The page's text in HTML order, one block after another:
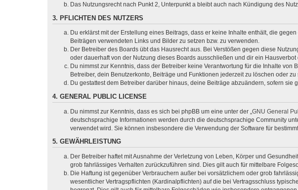
Das Nutzungsrecht nach Punkt 2, Unterpunkt a bleibt auch nach Kündigung des
3. PFLICHTEN DES NUTZERS
Du erklärst mit der Erstellung eines Beitrags, dass er keine Inhalte enthält, die
Beiträgen verwendeten Links und Bilder zu setzen bzw. zu verwenden.
Der Betreiber des Boards übt das Hausrecht aus. Bei Verstößen gegen diese
oder dauerhaft von der Nutzung dieses Boards ausschließen und dir ein Hausverbot
Du nimmst zur Kenntnis, dass der Betreiber keine Verantwortung für die Inhalte
Betreiber, dein Benutzerkonto, Beiträge und Funktionen jederzeit zu löschen oder zu
Du gestattest dem Betreiber darüber hinaus, deine Beiträge abzuändern, sofern
4. GENERAL PUBLIC LICENSE
Du nimmst zur Kenntnis, dass es sich bei phpBB um eine unter der „ GNU General
deutschsprachige Informationen werden durch die deutschsprachige Community
verwendet wird. Sie können insbesondere die Verwendung der Software für
5. GEWÄHRLEISTUNG
Der Betreiber haftet mit Ausnahme der Verletzung von Leben, Körper und
grob fahrlässiges Verhalten zurückzuführen sind. Dies gilt auch für mittelbare
Die Haftung ist gegenüber Verbrauchern außer bei vorsätzlichem oder grob
wesentlicher Vertragspflichten (Kardinalpflichten) auf die bei Vertragsschluss